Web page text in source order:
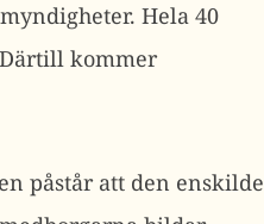
Hela 40
kommer
påstår att den enskilde